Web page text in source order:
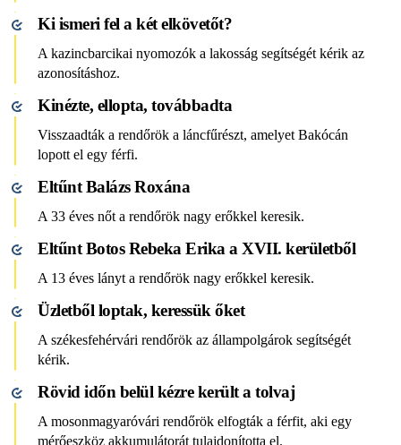
Ki ismeri fel a két elkövetőt?
A kazincbarcikai nyomozók a lakosság segítségét kérik az
azonosításhoz.
Kinézte, ellopta, továbbadta
Visszaadták a rendőrök a láncfűrészt, amelyet Bakócán
lopott el egy férfi.
Eltűnt Balázs Roxána
A 33 éves nőt a rendőrök nagy erőkkel keresik.
Eltűnt Botos Rebeka Erika a XVII. kerületből
A 13 éves lányt a rendőrök nagy erőkkel keresik.
Üzletből loptak, keressük őket
A székesfehérvári rendőrök az állampolgárok segítségét
kérik.
Rövid időn belül kézre került a tolvaj
A mosonmagyaróvári rendőrök elfogták a férfit, aki egy
mérőeszköz akkumulátorát tulajdonította el.